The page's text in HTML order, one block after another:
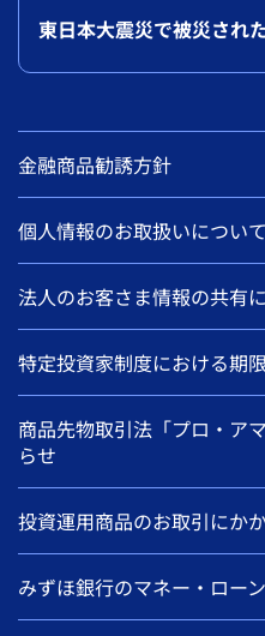
東日本大震災で被災され
金融商品勧誘方針
個人情報のお取扱いについて
法人のお客さま情報の共有
特定投資家制度における期
商品先物取引法「プロ・ア
らせ
投資運用商品のお取引にか
みずほ銀行のマネー・ロー